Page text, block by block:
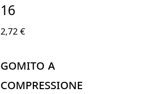
16
2,72 €
GOMITO A
COMPRESSIONE